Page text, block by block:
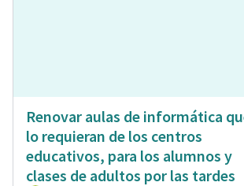
Renovar aulas de informática
lo requieran de los centros
educativos, para los alumnos y
clases de adultos por las tardes